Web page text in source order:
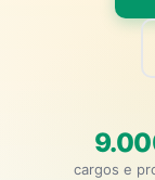
cargos e